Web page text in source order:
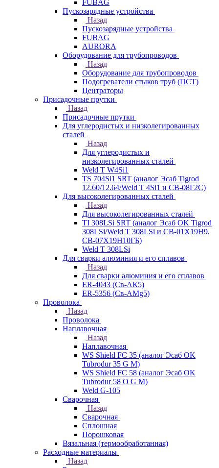
FUBAG
Пускозарядные устройства
Назад
Пускозарядные устройства
FUBAG
AURORA
Оборудование для трубопроводов
Назад
Оборудование для трубопроводов
Подогреватели стыков труб (ПСТ)
Центраторы
Присадочные прутки
Назад
Присадочные прутки
Для углеродистых и низколегированных
сталей
Назад
Для углеродистых и
низколегированных сталей
Weld T W4Si1
TS 704Si1 SRT (аналог Эсаб Tigrod
12.60/12.64/Weld T 4Si1 и СВ-08Г2С)
Для высоколегированных сталей
Назад
Для высоколегированных сталей
TI 308LSi SRT (аналог Эсаб OK Tigrod
308LSi/Weld T 308LSi и СВ-01Х19Н9,
СВ-07Х19Н10ГБ)
Weld T 308LSi
Для сварки алюминия и его сплавов
Назад
Для сварки алюминия и его сплавов
ER-4043 (Св-АК5)
ER-5356 (Св-АМg5)
Проволока
Назад
Проволока
Наплавочная
Назад
Наплавочная
WS Shield FC 35 (аналог Эсаб OK
Tubrodur 35 G M)
WS Shield FC 58 (аналог Эсаб OK
Tubrodur 58 O G M)
Weld G-105
Сварочная
Назад
Сварочная
Сплошная
Порошковая
Вязальная (термообработанная)
Расходные материалы
Назад